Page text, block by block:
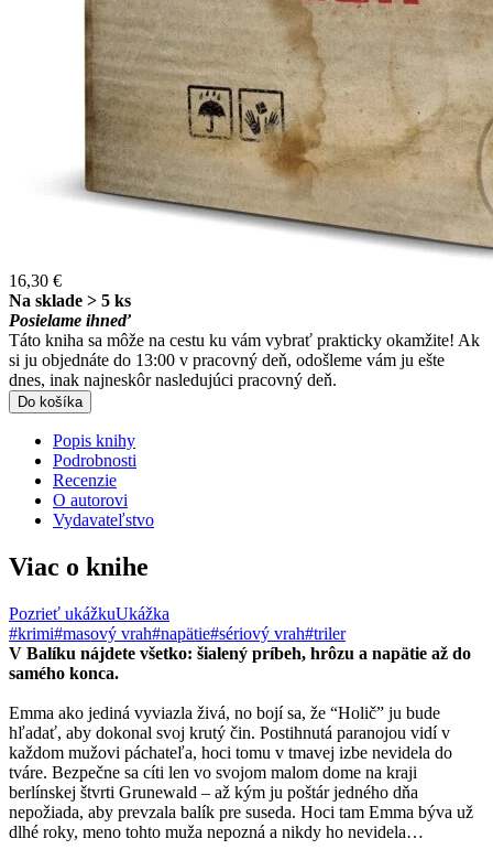
16,30 €
Na sklade > 5 ks
Posielame ihneď
Táto kniha sa môže na cestu ku vám vybrať prakticky okamžite! Ak
si ju objednáte do 13:00 v pracovný deň, odošleme vám ju ešte
dnes, inak najneskôr nasledujúci pracovný deň.
Do košíka
Popis knihy
Podrobnosti
Recenzie
O autorovi
Vydavateľstvo
Viac o knihe
Pozrieť ukážkuUkážka
#krimi#masový vrah#napätie#sériový vrah#triler
V Balíku nájdete všetko: šialený príbeh, hrôzu a napätie až do
samého konca.
Emma ako jediná vyviazla živá, no bojí sa, že “Holič” ju bude
hľadať, aby dokonal svoj krutý čin. Postihnutá paranojou vidí v
každom mužovi páchateľa, hoci tomu v tmavej izbe nevidela do
tváre. Bezpečne sa cíti len vo svojom malom dome na kraji
berlínskej štvrti Grunewald – až kým ju poštár jedného dňa
nepožiada, aby prevzala balík pre suseda. Hoci tam Emma býva už
dlhé roky, meno tohto muža nepozná a nikdy ho nevidela…